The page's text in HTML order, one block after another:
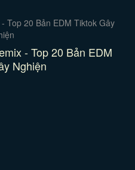
- Top 20 Bản EDM
Nghiện